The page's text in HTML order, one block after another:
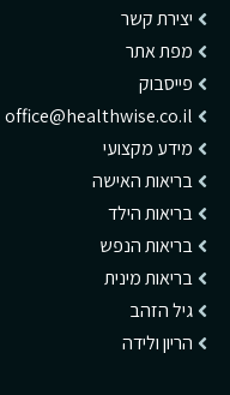
יצירת קשר
מפת אתר
פייסבוק
office@healthwise.co.il
מידע מקצועי
בריאות האישה
בריאות הילד
בריאות הנפש
בריאות מינית
גיל הזהב
הריון ולידה